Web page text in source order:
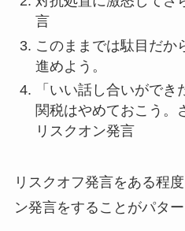
言
このままでは駄目だか
進めよう。
「いい話し合いがで
関税はやめておこう。
リスクオン発言
リスクオフ発言をある程
ン発言をすることがパタ